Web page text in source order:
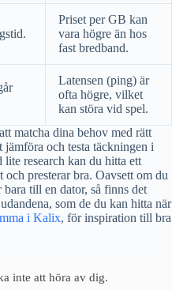
Priset per GB kan
vara högre än hos
fast bredband.
Latensen (ping) är
ofta högre, vilket
kan störa vid spel.
matcha dina behov med rätt
och testa täckningen i
research kan du hitta ett
presterar bra. Oavsett om du
till en dator, så finns det
som de du kan hitta när
i Kalix, för inspiration till bra
inte att höra av dig.